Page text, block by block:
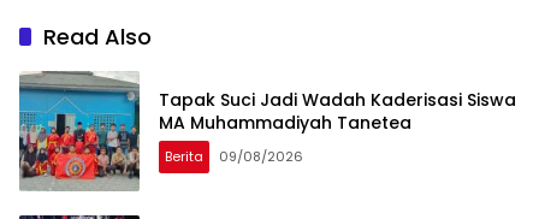
Read Also
Tapak Suci Jadi Wadah Kaderisasi Siswa
MA Muhammadiyah Tanetea
Berita 09/08/2026